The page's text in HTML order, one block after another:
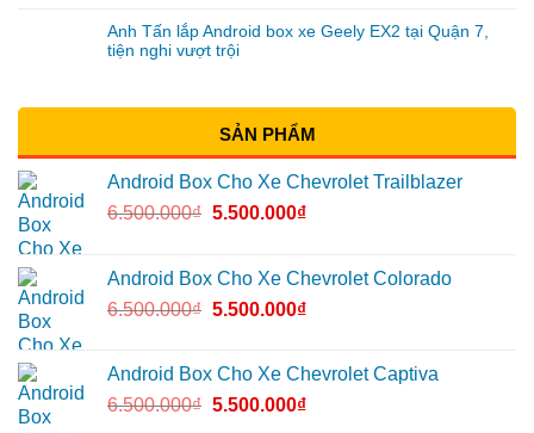
Anh Tấn lắp Android box xe Geely EX2 tại Quận 7,
tiện nghi vượt trội
SẢN PHẨM
Android Box Cho Xe Chevrolet Trailblazer
6.500.000₫ 5.500.000₫
Android Box Cho Xe Chevrolet Colorado
6.500.000₫ 5.500.000₫
Android Box Cho Xe Chevrolet Captiva
6.500.000₫ 5.500.000₫